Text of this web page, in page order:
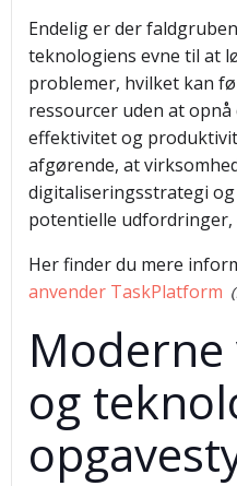
Endelig er der
teknologiens evne til at
problemer, hvilket kan
ressourcer uden at
effektivitet og
afgørende, at
digitaliseringsstrategi
potentielle udfordringer,
Her finder du mere
anvender TaskPlatform
og